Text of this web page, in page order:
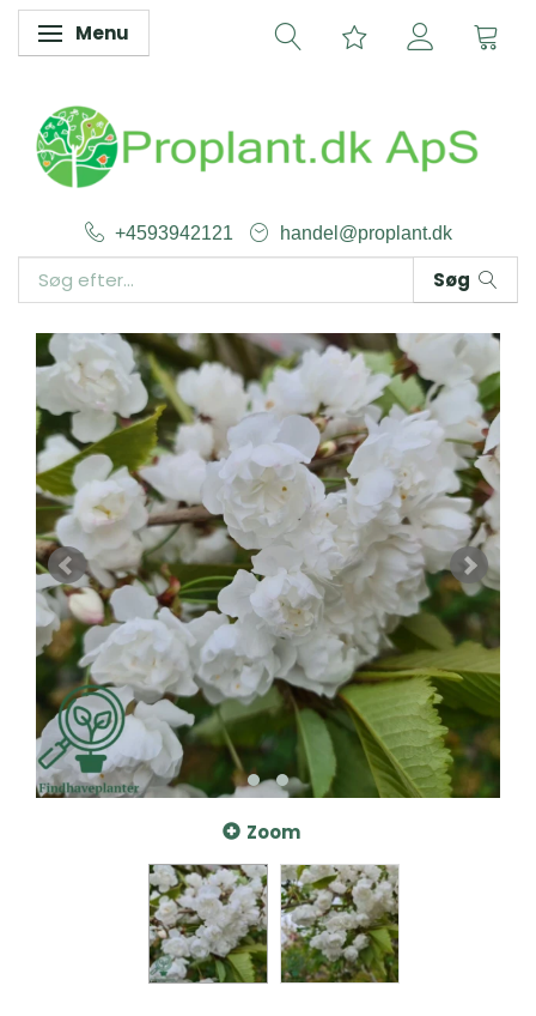
Skifte navigation
Menu
+4593942121 handel@proplant.dk
Søg
Zoom